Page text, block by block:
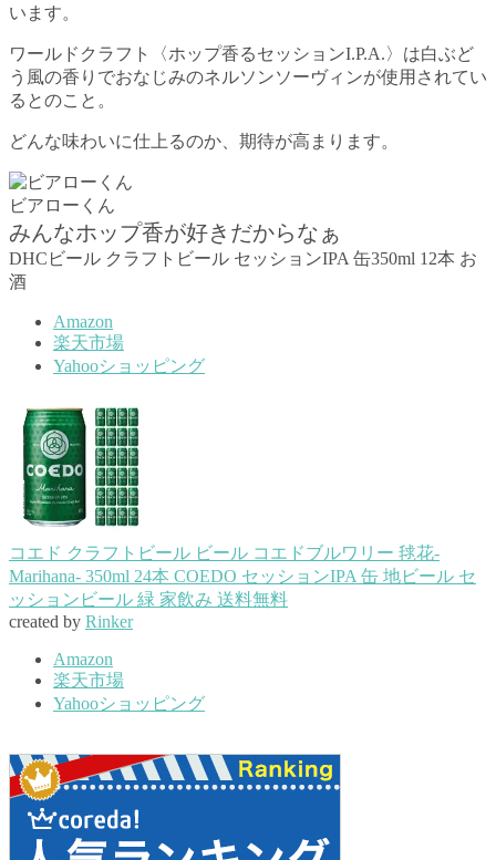
います。
ワールドクラフト〈ホップ香るセッションI.P.A.〉は白ぶど
う風の香りでおなじみのネルソンソーヴィンが使用されてい
るとのこと。
どんな味わいに仕上るのか、期待が高まります。
ビアローくん
みんなホップ香が好きだからなぁ
DHCビール クラフトビール セッションIPA 缶350ml 12本 お
酒
Amazon
楽天市場
Yahooショッピング
コエド クラフトビール ビール コエドブルワリー 毬花-
Marihana- 350ml 24本 COEDO セッションIPA 缶 地ビール セ
ッションビール 緑 家飲み 送料無料
created by Rinker
Amazon
楽天市場
Yahooショッピング